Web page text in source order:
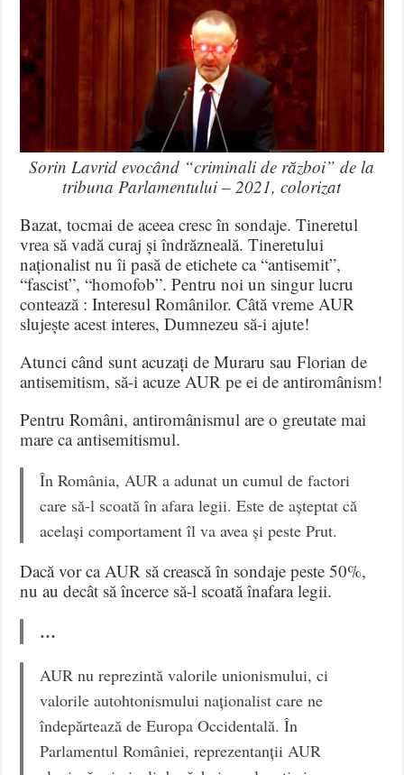
Sorin Lavrid evocând “criminali de război” de la
tribuna Parlamentului – 2021, colorizat
Bazat, tocmai de aceea cresc în sondaje. Tineretul
vrea să vadă curaj și îndrăzneală. Tineretului
naționalist nu îi pasă de etichete ca “antisemit”,
“fascist”, “homofob”. Pentru noi un singur lucru
contează : Interesul Românilor. Câtă vreme AUR
slujește acest interes, Dumnezeu să-i ajute!
Atunci când sunt acuzați de Muraru sau Florian de
antisemitism, să-i acuze AUR pe ei de antiromânism!
Pentru Români, antiromânismul are o greutate mai
mare ca antisemitismul.
În România, AUR a adunat un cumul de factori
care să-l scoată în afara legii. Este de așteptat că
același comportament îl va avea și peste Prut.
Dacă vor ca AUR să crească în sondaje peste 50%,
nu au decât să încerce să-l scoată înafara legii.
…
AUR nu reprezintă valorile unionismului, ci
valorile autohtonismului naționalist care ne
îndepărtează de Europa Occidentală. În
Parlamentul României, reprezentanții AUR